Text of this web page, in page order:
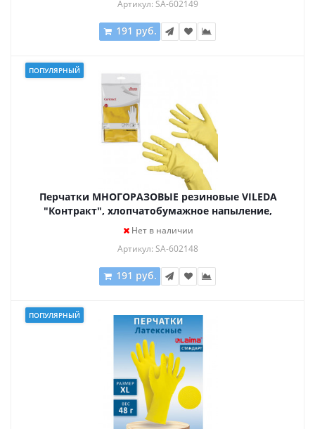
Артикул: SA-602149
191 руб.
ПОПУЛЯРНЫЙ
Перчатки МНОГОРАЗОВЫЕ резиновые VILEDA
"Контракт", хлопчатобумажное напыление,
размер M (средний), желтые, вес 54 г, 101017
Нет в наличии
Артикул: SA-602148
191 руб.
ПОПУЛЯРНЫЙ